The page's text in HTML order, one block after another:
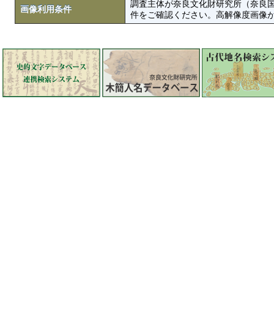
画像利用条件
調査主体が奈良文化財研究所（奈良
件をご確認ください。高解像度画像